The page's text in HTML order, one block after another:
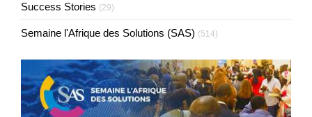
Success Stories (29)
Semaine l'Afrique des Solutions (SAS) (514)